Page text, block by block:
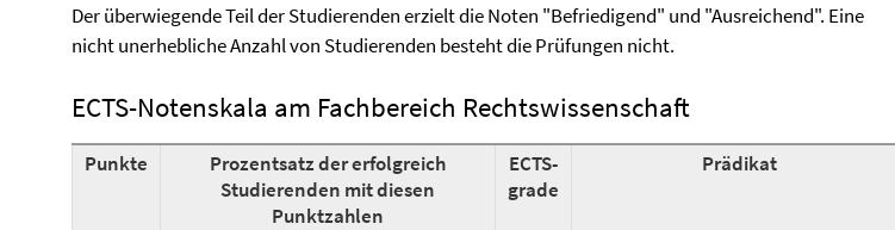
Der überwiegende Teil der Studierenden erzielt die Noten "Befriedigend" und "Ausreichend". Eine
nicht unerhebliche Anzahl von Studierenden besteht die Prüfungen nicht.
ECTS-Notenskala am Fachbereich Rechtswissenschaft
Punkte
Prozentsatz der erfolgreich
Studierenden mit diesen
Punktzahlen
ECTS-
grade
Prädikat